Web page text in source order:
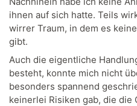
ihnen auf sich hatte. Teils
wirrer Traum, in dem es
gibt.
Auch die eigentliche
besteht, konnte mich nicht
besonders spannend
keinerlei Risiken gab, die die